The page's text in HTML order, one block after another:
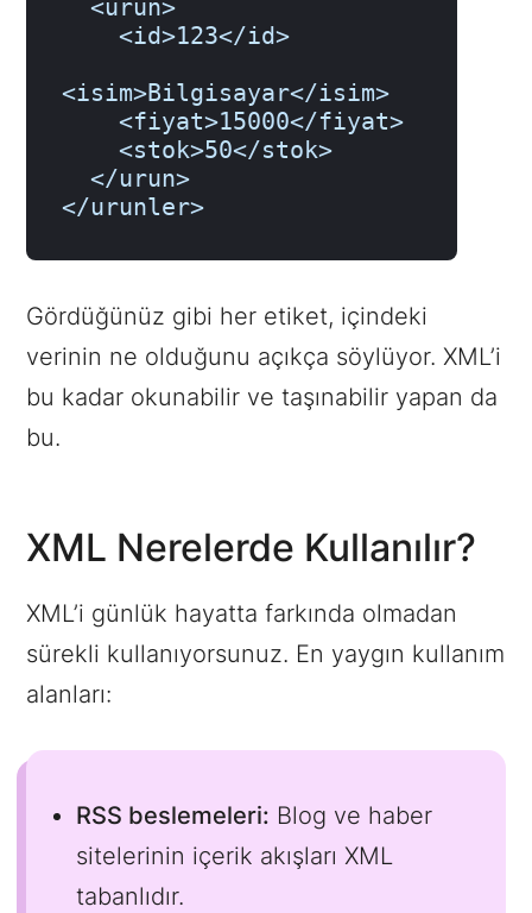
  <urun>
    <id>123</id>
<isim>Bilgisayar</isim>
    <fiyat>15000</fiyat>
    <stok>50</stok>
  </urun>
</urunler>
Gördüğünüz gibi her etiket, içindeki
verinin ne olduğunu açıkça söylüyor. XML’i
bu kadar okunabilir ve taşınabilir yapan da
bu.
XML Nerelerde Kullanılır?
XML’i günlük hayatta farkında olmadan
sürekli kullanıyorsunuz. En yaygın kullanım
alanları:
RSS beslemeleri: Blog ve haber
sitelerinin içerik akışları XML
tabanlıdır.